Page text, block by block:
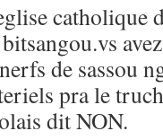
catholique
de sassou
pra le
dit NON.